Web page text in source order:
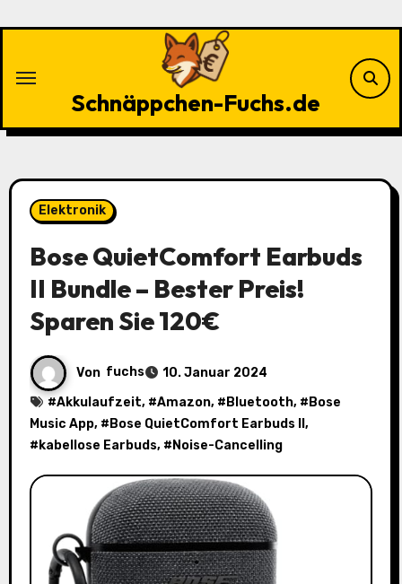
Schnäppchen-Fuchs.de
Elektronik
Bose QuietComfort Earbuds
II Bundle – Bester Preis!
Sparen Sie 120€
Von fuchs
10. Januar 2024
#Akkulaufzeit, #Amazon, # Bluetooth, # Bose
Music App, # Bose QuietComfort Earbuds II ,
# kabellose Earbuds, # Noise-Cancelling